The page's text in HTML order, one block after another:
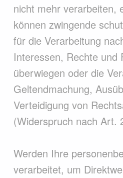
nicht mehr verarbeiten,
können zwingende
für die Verarbeitung
Interessen, Rechte und
überwiegen oder die
Geltendmachung,
Verteidigung von
(Widerspruch nach Art.
Werden Ihre
verarbeitet, um